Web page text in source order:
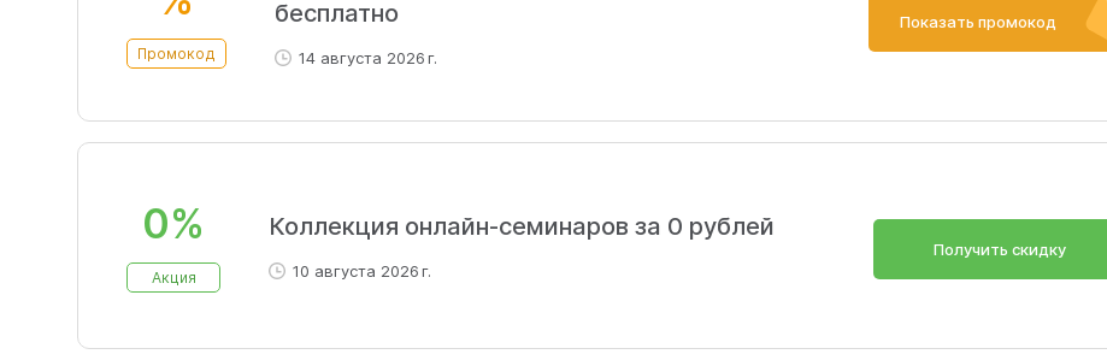
Промокод
бесплатно
14 августа 2026 г.
Показать промокод
0%
Акция
Коллекция онлайн-семинаров за 0 рублей
10 августа 2026 г.
Получить скидку